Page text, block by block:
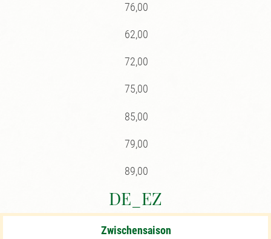
76,00
62,00
72,00
75,00
85,00
79,00
89,00
DE_EZ
Zwischensaison